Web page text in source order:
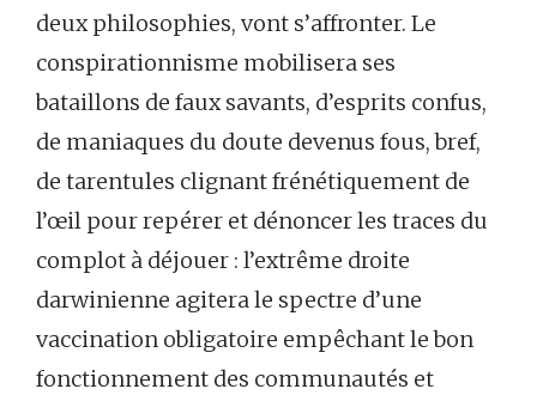
deux philosophies, vont s’affronter. Le
conspirationnisme mobilisera ses
bataillons de faux savants, d’esprits confus,
de maniaques du doute devenus fous, bref,
de tarentules clignant frénétiquement de
l’œil pour repérer et dénoncer les traces du
complot à déjouer : l’extrême droite
darwinienne agitera le spectre d’une
vaccination obligatoire empêchant le bon
fonctionnement des communautés et